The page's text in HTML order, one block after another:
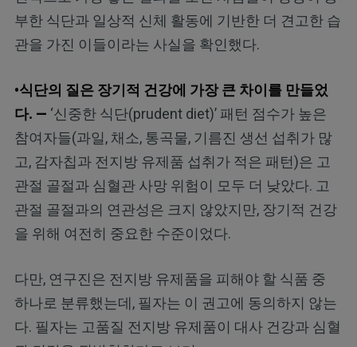
부한 식단과 일상적 신체 활동에 기반한 더 견고한 습
관을 가진 이들이라는 사실을 확인했다.
•식단의 질은 장기적 건강에 가장 큰 차이를 만들었
다. — ‘신중한 식단(prudent diet)’ 패턴 점수가 높은
참여자들(과일, 채소, 통곡물, 기름진 생선 섭취가 많
고, 감자칩과 전지방 유제품 섭취가 적은 패턴)은 고
관절 골절과 심혈관 사망 위험이 모두 더 낮았다. 고
관절 골절과의 연관성은 크지 않았지만, 장기적 건강
을 위해 여전히 중요한 수준이었다.
다만, 연구진은 전지방 유제품을 피해야 할 식품 중
하나로 분류했는데, 필자는 이 권고에 동의하지 않는
다. 필자는 고품질 전지방 유제품이 대사 건강과 심혈